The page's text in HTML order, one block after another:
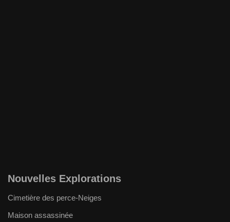
Nouvelles Explorations
Cimetière des perce-Neiges
Maison assassinée